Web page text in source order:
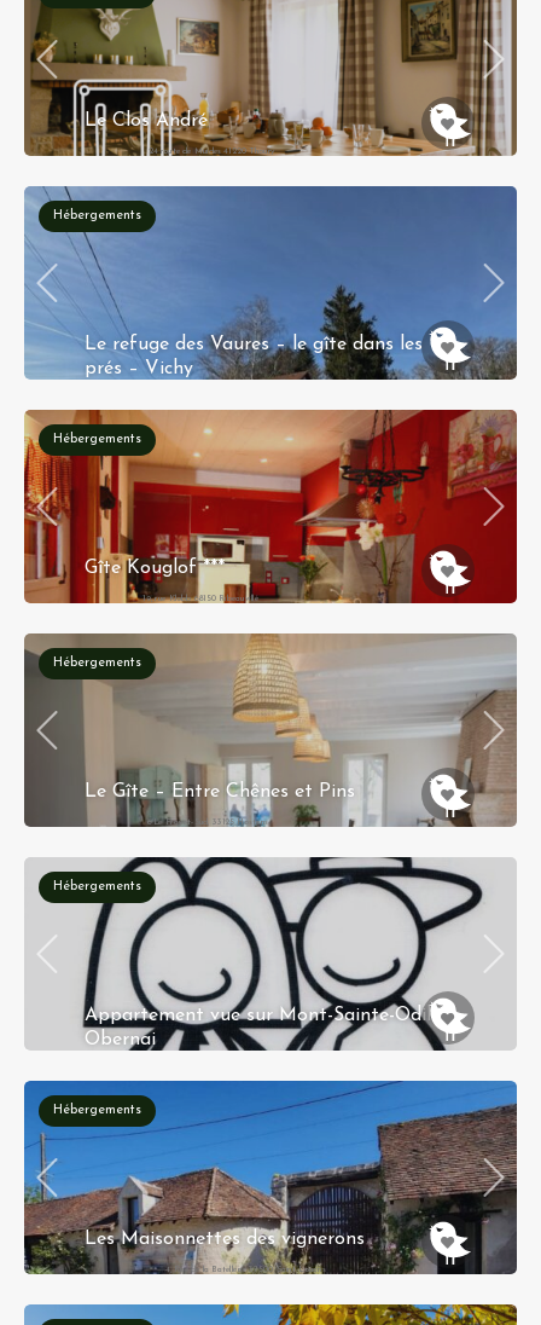
Le Clos André
24 route de Muides 41220 Thoury
Hébergements
Le refuge des Vaures – le gîte dans les
prés – Vichy
Réservation instantanée
Hébergements
Gîte Kouglof ***
19, rue Klobb 68150 Ribeauvillé
Hébergements
Le Gîte – Entre Chênes et Pins
6 Le Frayot-Sud, 33125 Hostens
Hébergements
Appartement vue sur Mont-Sainte-Odile
Obernai
Hébergements
Les Maisonnettes des vignerons
4, Rue de la Batellerie 37500 Saint-Louans